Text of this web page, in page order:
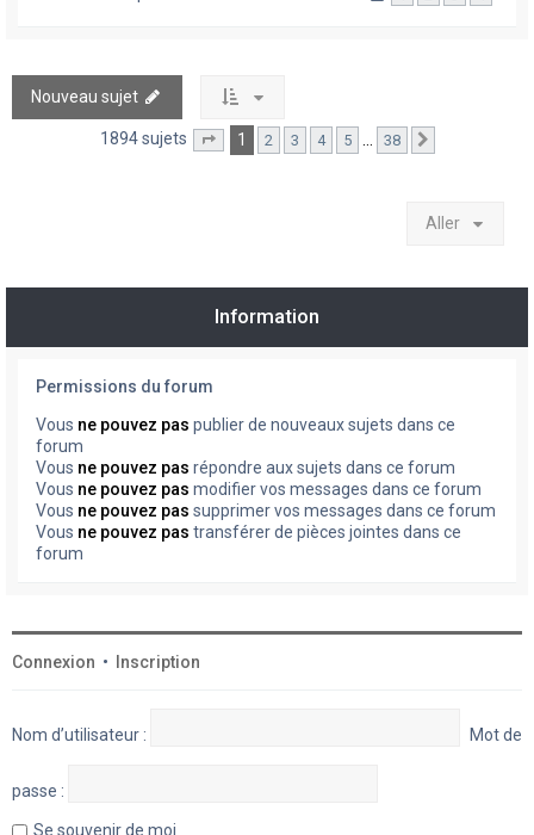
Nouveau sujet
1894 sujets Page sur38
1 2 3 4 5 … 38
Aller
Information
Permissions du forum
Vous ne pouvez pas publier de nouveaux sujets dans ce
forum
Vous ne pouvez pas répondre aux sujets dans ce forum
Vous ne pouvez pas modifier vos messages dans ce forum
Vous ne pouvez pas supprimer vos messages dans ce forum
Vous ne pouvez pas transférer de pièces jointes dans ce
forum
Connexion • Inscription
Nom d’utilisateur : Mot de
passe :
Se souvenir de moi